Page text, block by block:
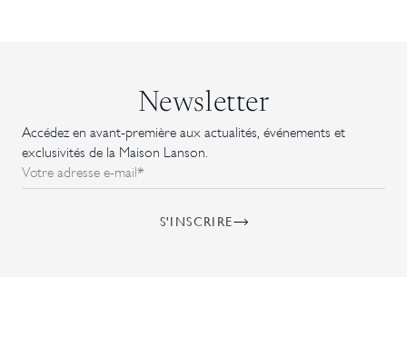
Newsletter
Accédez en avant-première aux actualités, événements et
exclusivités de la Maison Lanson.
Votre adresse e-mail*
S'INSCRIRE